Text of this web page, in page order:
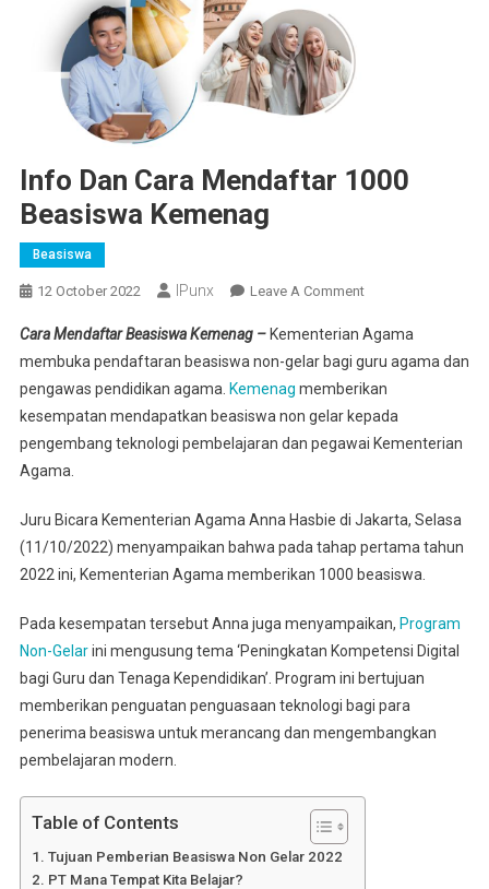
Info Dan Cara Mendaftar 1000
Beasiswa Kemenag
Beasiswa
12 October 2022 IPunx Leave A CommentOn
Dan
Cara
Mendaftar
1000
Beasiswa
Cara Mendaftar Beasiswa Kemenag – Kementerian Agama
membuka pendaftaran beasiswa non-gelar bagi guru agama dan
pengawas pendidikan agama. Kemenag memberikan
kesempatan mendapatkan beasiswa non gelar kepada
pengembang teknologi pembelajaran dan pegawai Kementerian
Agama.
Juru Bicara Kementerian Agama Anna Hasbie di Jakarta, Selasa
(11/10/2022) menyampaikan bahwa pada tahap pertama tahun
2022 ini, Kementerian Agama memberikan 1000 beasiswa.
Pada kesempatan tersebut Anna juga menyampaikan, Program
Non-Gelarini mengusung tema ‘Peningkatan Kompetensi Digital
bagi Guru dan Tenaga Kependidikan’. Program ini bertujuan
memberikan penguatan penguasaan teknologi bagi para
penerima beasiswa untuk merancang dan mengembangkan
pembelajaran modern.
Table of Contents
Tujuan Pemberian Beasiswa Non Gelar 2022
PT Mana Tempat Kita Belajar?